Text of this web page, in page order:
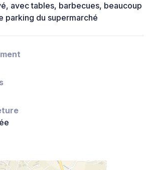
avec tables, barbecues, beaucoup
parking du supermarché